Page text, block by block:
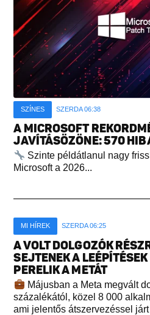
SZÍNES SZERDA 06:38
A MICROSOFT
JAVÍTÁSÖZÖNE: 570
Szinte példátlanul nagy
Microsoft a 2026...
MI HÍREK SZERDA 06:25
A VOLT DOLGOZÓK
SEJTENEK A
PERELIK A METÁT
Májusban a Meta megvált
százalékától, közel 8 000
ami jelentős átszervezéssel